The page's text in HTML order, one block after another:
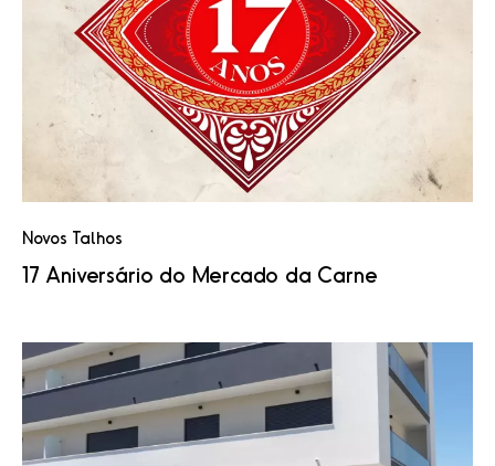
Novos Talhos
17 Aniversário do Mercado da Carne